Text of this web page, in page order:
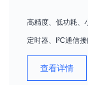
高精度、低功耗、
定时器、I²C通信
查看详情